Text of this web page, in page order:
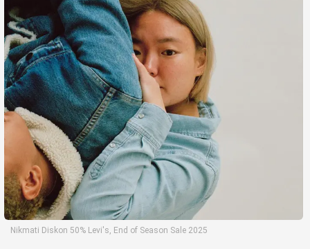
Life Style
Profil
Opini
Video
More
Disclaimer
Nikmati Diskon 50% Levi's, End of Season Sale 2025